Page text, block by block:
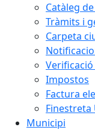
Catàleg
Tràmits i
Carpeta
Impostos
Factura
Finestreta
Municipi